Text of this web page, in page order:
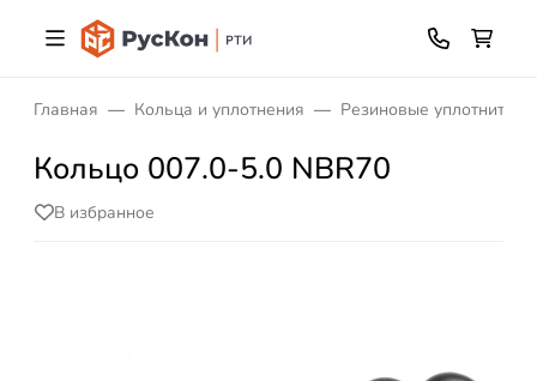
Главная Кольца и уплотнения Резиновые
Кольцо 007.0-5.0 NBR70
В избранное